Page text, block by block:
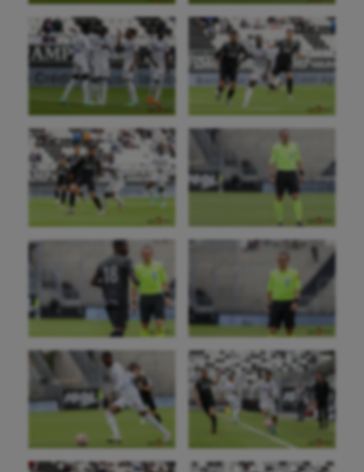
Billard
Boules lyonnaises
Canoë-kayak
Cerf Volant
Cheerleading
Course à pied
Crossfit
Cyclisme
Danse
Equitation
Escalade
Escrime
Fitness
Flag football